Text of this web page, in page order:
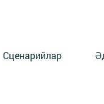
Сценарийлар